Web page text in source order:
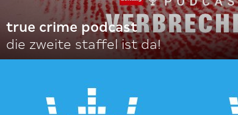
true crime podcast
die zweite staffel ist da!